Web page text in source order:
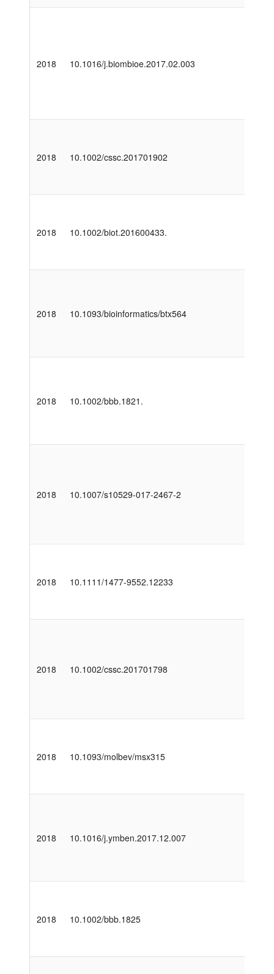
2018 10.1016/j.biombioe.2017.02.003
2018 10.1002/cssc.201701902
2018 10.1002/biot.201600433.
2018 10.1093/bioinformatics/btx564
2018 10.1002/bbb.1821.
2018 10.1007/s10529-017-2467-2
2018 10.1111/1477-9552.12233
2018 10.1002/cssc.201701798
2018 10.1093/molbev/msx315
2018 10.1016/j.ymben.2017.12.007
2018 10.1002/bbb.1825